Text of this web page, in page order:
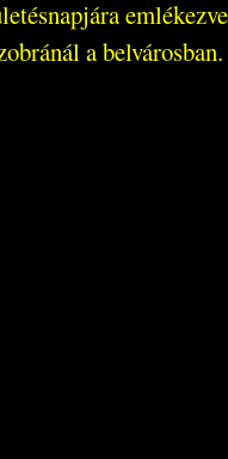
emlékezve
a belvárosban.